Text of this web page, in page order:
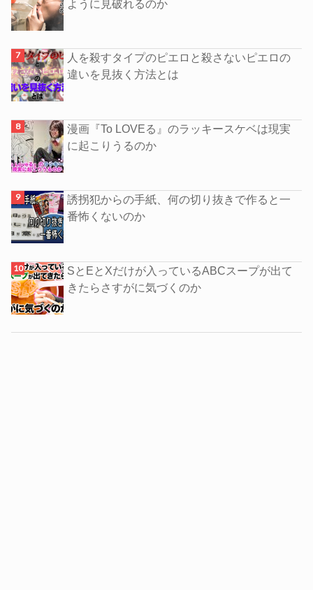
ように見破れるのか
人を殺すタイプのピエロと殺さないピエロの
違いを見抜く方法とは
漫画『To LOVEる』のラッキースケベは現実
に起こりうるのか
誘拐犯からの手紙、何の切り抜きで作ると一
番怖くないのか
SとEとXだけが入っているABCスープが出て
きたらさすがに気づくのか